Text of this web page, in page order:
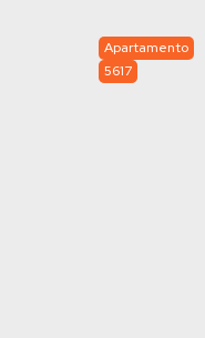
5617
Apartamento